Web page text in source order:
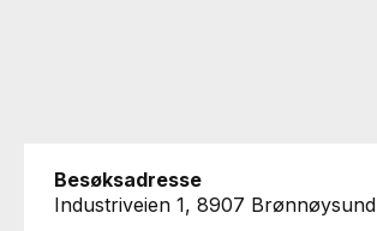
Besøksadresse
Industriveien 1, 8907 Brønnøysund